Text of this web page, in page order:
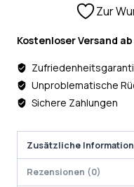
Zur
Kostenloser Versand
Unproblematische
Sichere Zahlungen
Zusätzliche
Rezensionen (0)